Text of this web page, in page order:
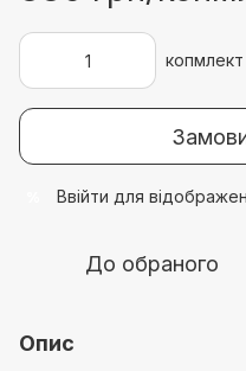
копмлект
Ввійти для
До обраного
Опис